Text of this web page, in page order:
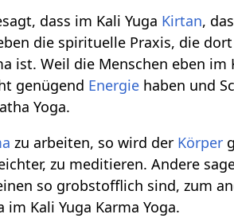
dass im Kali Yuga Kirtan,
die spirituelle Praxis, die
ist. Weil die Menschen eben
genügend Energie haben und
Yoga.
zu arbeiten, so wird der Körper
zu meditieren. Andere
so grobstofflich sind, zum
Kali Yuga Karma Yoga.